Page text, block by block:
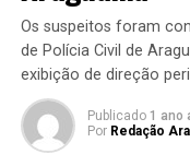
Os suspeitos foram
de Polícia Civil de
exibição de direção
Publicado 1 ano
Por Redação